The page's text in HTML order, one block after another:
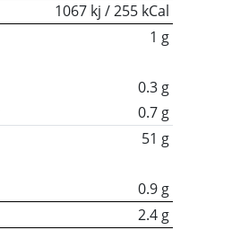
1067 kj / 255 kCal
1 g
0.3 g
0.7 g
51 g
0.9 g
2.4 g